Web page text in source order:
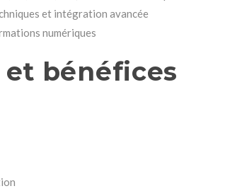
et intégration avancée
numériques
bénéfices